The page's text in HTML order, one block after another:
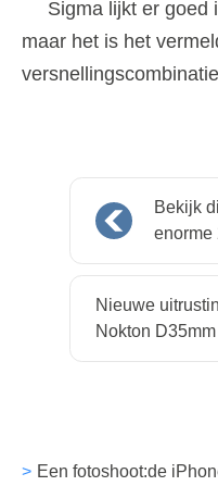
Sigma lijkt er goed
maar het is het
Bekijk
enorme
Nieuwe
Nokton
Nikon APS-C
Een fotoshoot:de